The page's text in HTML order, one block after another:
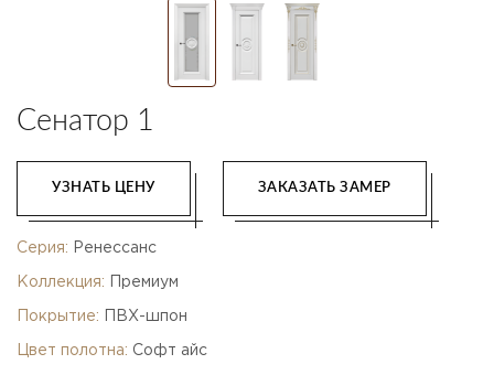
Сенатор 1
УЗНАТЬ ЦЕНУ ЗАКАЗАТЬ ЗАМЕР
Серия: Ренессанс
Коллекция: Премиум
Покрытие: ПВХ-шпон
Цвет полотна: Софт айс